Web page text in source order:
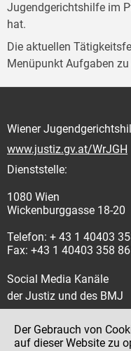
Jugendgerichtshilfe im
hat.
Die aktuellen
Menüpunkt Aufgaben
Wiener
www.justiz.gv.at/WrJGH
Dienststelle:
1080 Wien
Wickenburggasse 18-20
Telefon: + 43 1 40403
Fax: +43 1 40403 358
Social Media Kanäle
der Justiz und des BMJ
Der Gebrauch von
auf dieser Website zu